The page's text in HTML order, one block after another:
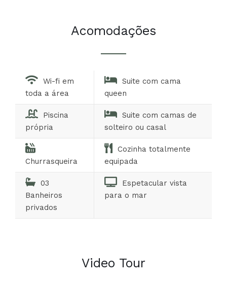
Acomodações
Wi-fi em
toda a área
Suite com cama
queen
Piscina
própria
Suite com camas de
solteiro ou casal
Churrasqueira
Cozinha totalmente
equipada
03
Banheiros
privados
Espetacular vista
para o mar
Video Tour